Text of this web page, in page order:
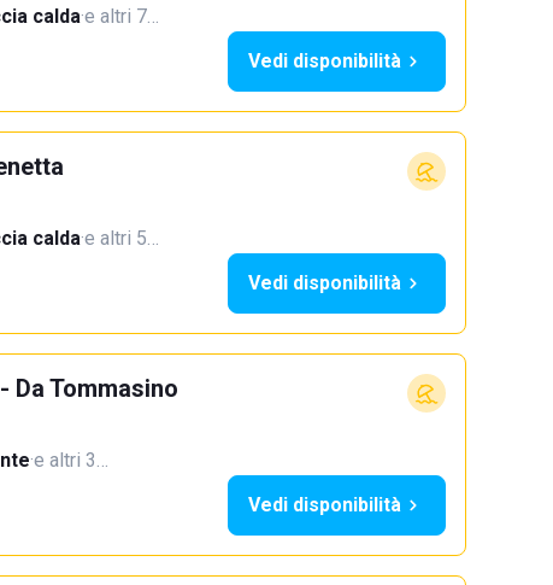
calda·e altri 7…
Vedi disponibilità
calda·e altri 5…
Vedi disponibilità
Da Tommasino
·e altri 3…
Vedi disponibilità